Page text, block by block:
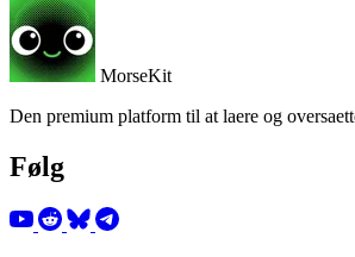
MorseKit
Den premium platform til at laere og
Følg